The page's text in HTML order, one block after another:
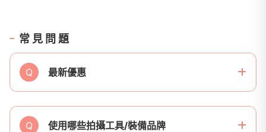
常見問題
Q 最新優惠
Q 使用哪些拍攝工具/裝備品牌